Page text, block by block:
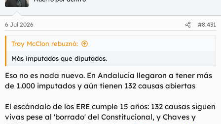
e
s
6 Jul 2026 #8.431
Troy McClon rebuznó:
Más imputados que diputados.
Eso no es nada nuevo. En Andalucia llegaron a tener más
de 1.000 imputados y aún tienen 132 causas abiertas
El escándalo de los ERE cumple 15 años: 132 causas siguen
vivas pese al 'borrado' del Constitucional, y Chaves y